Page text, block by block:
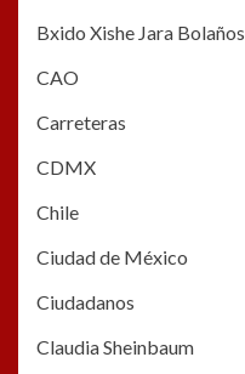
Bxido Xishe Jara Bolaños
CAO
Carreteras
CDMX
Chile
Ciudad de México
Ciudadanos
Claudia Sheinbaum